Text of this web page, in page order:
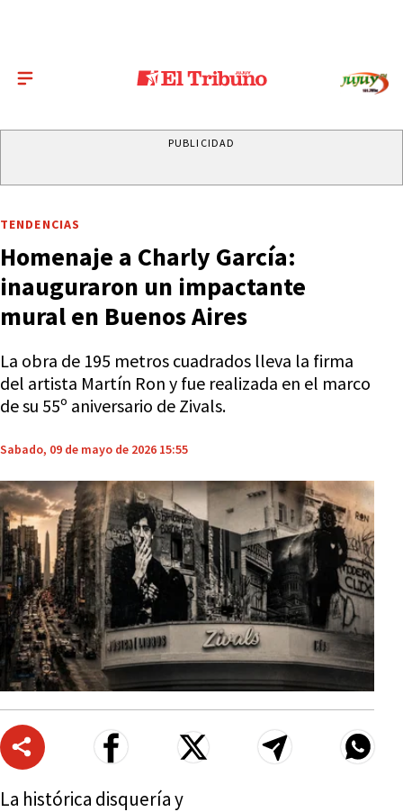
PUBLICIDAD
TENDENCIAS
Homenaje a Charly García:
inauguraron un impactante
mural en Buenos Aires
La obra de 195 metros cuadrados lleva la firma
del artista Martín Ron y fue realizada en el marco
de su 55º aniversario de Zivals.
Sabado, 09 de mayo de 2026 15:55
La histórica disquería y